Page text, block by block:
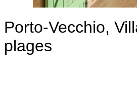
Porto-Vecchio,
plages